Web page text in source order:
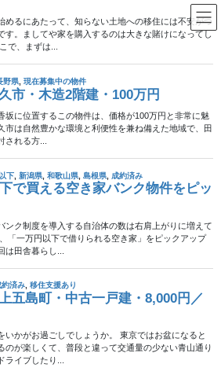
東エリア
12月24日
件
鉾田市・中古一戸建・
円
く北国の雰囲気。 コンビニや役場も近
舎暮らしを楽しめそうですね。
«
固
1
固
2